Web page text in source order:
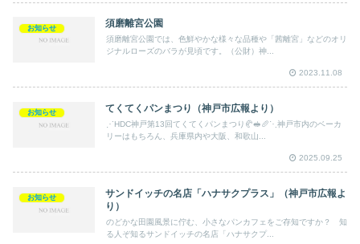
お知らせ 須磨離宮公園
須磨離宮公園では、色鮮やかな様々な品種や「茜離宮」などのオリ
ジナルローズのバラが見頃です。（公財）神...
2023.11.08
お知らせ てくてくパンまつり（神戸市広報より）
⋰HDC神戸第13回てくてくパンまつり🥐🥪🥖⋱神戸市内のベーカ
リーはもちろん、兵庫県内や大阪、和歌山...
2025.09.25
お知らせ
サンドイッチの名店「ハナサクプラス」（神戸市広報よ
り）
のどかな田園風景に佇む、小さなパンカフェをご存知ですか？ 知
る人ぞ知るサンドイッチの名店「ハナサクプ...